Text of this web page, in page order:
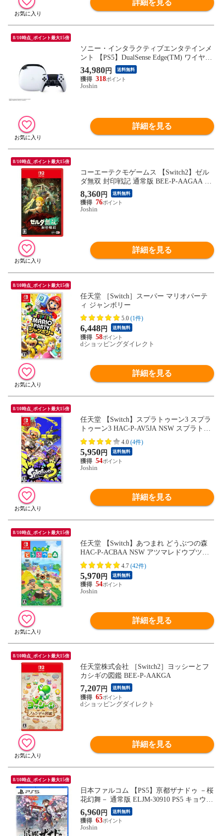
詳細を見る
8/10時点_ポイント最大15倍
ソニー・インタラクティブエンタテインメ
ント 【PS5】DualSense Edge(TM) ワイヤレ
スコントローラー デュアルセンスエッジ C
FI-ZCP1J PS5 デュアルセンスエッジ 【返
品種別B】
34,980円 送料無料
318
Joshin
詳細を見る
8/10時点_ポイント最大15倍
コーエーテクモゲームス 【Switch2】ゼル
ダ無双 封印戦記 通常版 BEE-P-AAGAA NS
W2 ゼルダムソウ フウインセンキ ツウジョ
ウ 【返品種別B】
8,360円 送料無料
76
Joshin
詳細を見る
8/10時点_ポイント最大15倍
任天堂 ［Switch］スーパー マリオパーテ
ィ ジャンボリー
5.0 (1件)
6,448円 送料無料
58
dショッピングダイレクト
詳細を見る
8/10時点_ポイント最大15倍
任天堂 【Switch】スプラトゥーン3 スプラ
トゥーン3 HAC-P-AV5JA NSW スプラトゥ
ーン3 【返品種別B】
4.0 (4件)
5,950円 送料無料
54
Joshin
詳細を見る
8/10時点_ポイント最大15倍
任天堂 【Switch】あつまれ どうぶつの森
HAC-P-ACBAA NSW アツマレドウブツノ
モリ 【返品種別B】
4.7 (42件)
5,970円 送料無料
54
Joshin
詳細を見る
8/10時点_ポイント最大15倍
任天堂株式会社 ［Switch2］ヨッシーとフ
カシギの図鑑 BEE-P-AAKGA
7,207 円 送料無料
65
dショッピングダイレクト
詳細を見る
8/10時点_ポイント最大15倍
日本ファルコム 【PS5】亰都ザナドゥ －桜
花幻舞－ 通常版 ELJM-30910 PS5 キョウト
ザナドゥ ツウジョウ 【返品種別B】
6,960円 送料無料
63
Joshin